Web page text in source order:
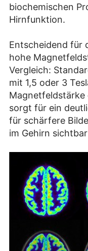
biochemischen
Hirnfunktion.
Entscheidend für
hohe
Vergleich:
mit 1,5 oder 3
Magnetfeldstärke
sorgt für ein
für schärfere
im Gehirn